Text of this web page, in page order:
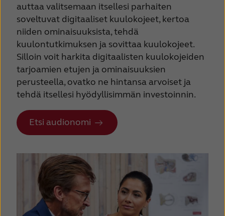
auttaa valitsemaan itsellesi parhaiten
soveltuvat digitaaliset kuulokojeet, kertoa
niiden ominaisuuksista, tehdä
kuulontutkimuksen ja sovittaa kuulokojeet.
Silloin voit harkita digitaalisten kuulokojeiden
tarjoamien etujen ja ominaisuuksien
perusteella, ovatko ne hintansa arvoiset ja
tehdä itsellesi hyödyllisimmän investoinnin.
Etsi audionomi